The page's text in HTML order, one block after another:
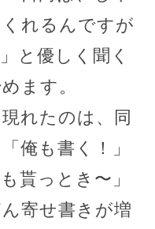
れるんですが
と優しく聞く
ます。
れたのは、同
俺も書く！」
貰っとき〜」
寄せ書きが増